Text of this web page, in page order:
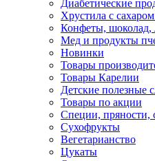
Диабетические
Хрустила с
Конфеты, шоколад,
Мед и продукты
Новинки
Товары
Товары Карелии
Детские полезные
Товары по акции
Специи, пряности,
Сухофрукты
Вегетарианство
Цукаты